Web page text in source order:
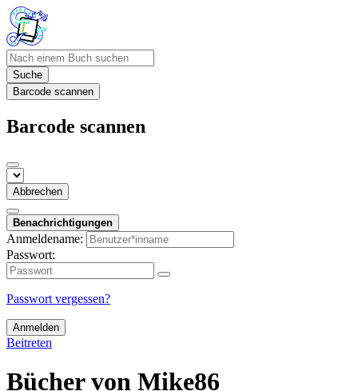
Suche
Barcode scannen
Barcode scannen
Abbrechen
Benachrichtigungen
Anmeldename:
Passwort:
Passwort vergessen?
Anmelden
Beitreten
Bücher von Mike86